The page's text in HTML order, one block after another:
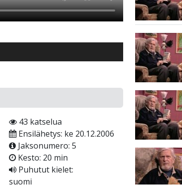
43 katselua
Ensilähetys: ke 20.12.2006
Jaksonumero: 5
Kesto: 20 min
Puhutut kielet:
suomi